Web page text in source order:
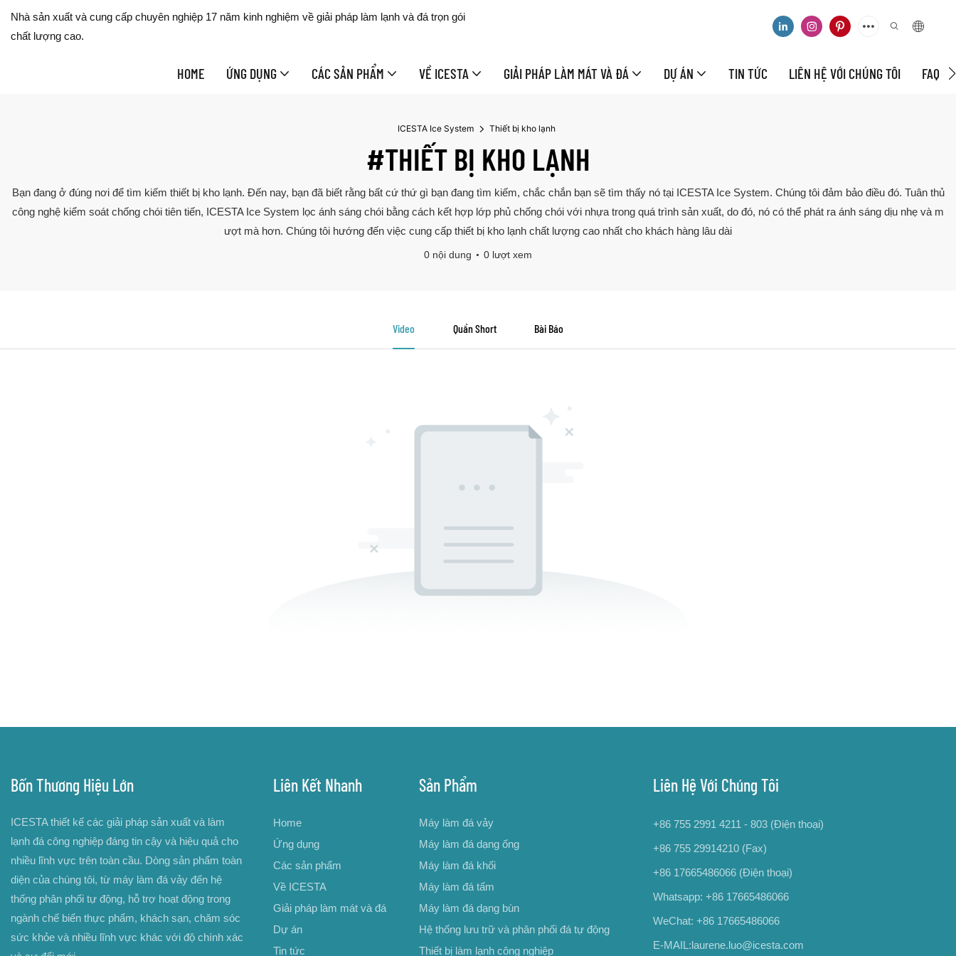
Nhà sản xuất và cung cấp chuyên nghiệp 17 năm kinh nghiệm về giải pháp làm lạnh và đá trọn gói
chất lượng cao.
HOME ỨNG DỤNG CÁC SẢN PHẨM VỀ ICESTA GIẢI PHÁP LÀM MÁT VÀ ĐÁ DỰ ÁN TIN TỨC LIÊN HỆ VỚI CHÚNG TÔI FAQ
ICESTA Ice System Thiết bị kho lạnh
#THIẾT BỊ KHO LẠNH
Bạn đang ở đúng nơi để tìm kiếm thiết bị kho lạnh. Đến nay, bạn đã biết rằng bất cứ thứ gì bạn đang tìm kiếm, chắc chắn bạn sẽ tìm thấy nó tại ICESTA Ice System. Chúng tôi đảm bảo điều đó. Tuân thủ
công nghệ kiểm soát chống chói tiên tiến, ICESTA Ice System lọc ánh sáng chói bằng cách kết hợp lớp phủ chống chói với nhựa trong quá trình sản xuất, do đó, nó có thể phát ra ánh sáng dịu nhẹ và m
ượt mà hơn. Chúng tôi hướng đến việc cung cấp thiết bị kho lạnh chất lượng cao nhất cho khách hàng lâu dài
0 nội dung 0 lượt xem
Video Quần Short Bài Báo
Bốn Thương Hiệu Lớn
ICESTA thiết kế các giải pháp sản xuất và làm
lạnh đá công nghiệp đáng tin cậy và hiệu quả cho
nhiều lĩnh vực trên toàn cầu. Dòng sản phẩm toàn
diện của chúng tôi, từ máy làm đá vảy đến hệ
thống phân phối tự động, hỗ trợ hoạt động trong
ngành chế biến thực phẩm, khách sạn, chăm sóc
sức khỏe và nhiều lĩnh vực khác với độ chính xác
Liên Kết Nhanh
Home
Ứng dụng
Các sản phẩm
Về ICESTA
Giải pháp làm mát và đá
Dự án
Tin tức
Sản Phẩm
Máy làm đá vảy
Máy làm đá dạng ống
Máy làm đá khối
Máy làm đá tấm
Máy làm đá dạng bùn
Hệ thống lưu trữ và phân phối đá tự động
Thiết bị làm lạnh công nghiệp
Liên Hệ Với Chúng Tôi
+86 755 2991 4211 - 803 (Điện thoại)
+86 755 29914210 (Fax)
+86 17665486066 (Điện thoại)
Whatsapp: +86 17665486066
WeChat: +86 17665486066
E-MAIL:laurene.luo@icesta.com